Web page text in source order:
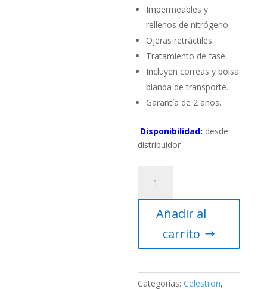
Impermeables y
rellenos de nitrógeno.
Ojeras retráctiles.
Tratamiento de fase.
Incluyen correas y bolsa
blanda de transporte.
Garantía de 2 años.
Disponibilidad: desde
distribuidor
Nature
DX
Añadir al
carrito
Categorías:Celestron,